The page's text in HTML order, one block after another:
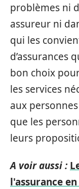
problèmes ni
assureur ni
qui les
d’assurances
bon choix
les services
aux
que les
leurs
A voir aussi :
l'assurance